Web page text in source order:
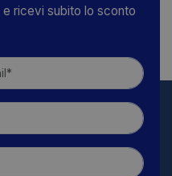
ricevi subito lo sconto